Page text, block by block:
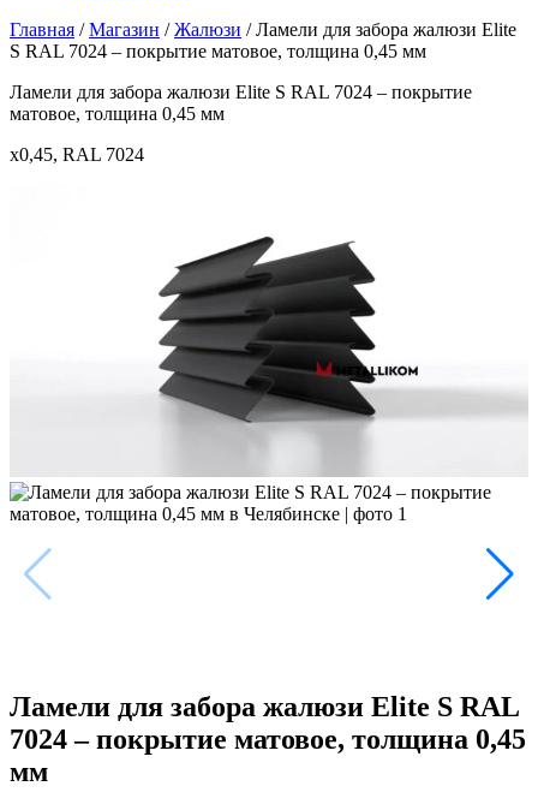
Главная /Магазин /Жалюзи /Ламели для забора жалюзи Elite
S RAL 7024 – покрытие матовое, толщина 0,45 мм
Ламели для забора жалюзи Elite S RAL 7024 – покрытие
матовое, толщина 0,45 мм
x0,45, RAL 7024
Ламели для забора жалюзи Elite S RAL
7024 – покрытие матовое, толщина 0,45
мм